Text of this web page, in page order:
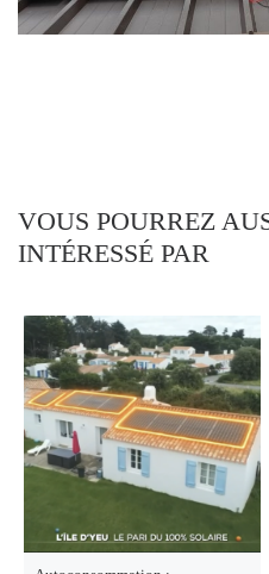
VOUS POURREZ
INTÉRESSÉ PAR